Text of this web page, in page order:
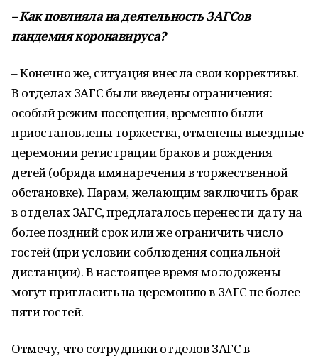
–Как повлияла на деятельность ЗАГСов
пандемия коронавируса?
– Конечно же, ситуация внесла свои коррективы.
В отделах ЗАГС были введены ограничения:
особый режим посещения, временно были
приостановлены торжества, отменены выездные
церемонии регистрации браков и рождения
детей (обряда имянаречения в торжественной
обстановке). Парам, желающим заключить брак
в отделах ЗАГС, предлагалось перенести дату на
более поздний срок или же ограничить число
гостей (при условии соблюдения социальной
дистанции). В настоящее время молодожены
могут пригласить на церемонию в ЗАГС не более
пяти гостей.
Отмечу, что сотрудники отделов ЗАГС в